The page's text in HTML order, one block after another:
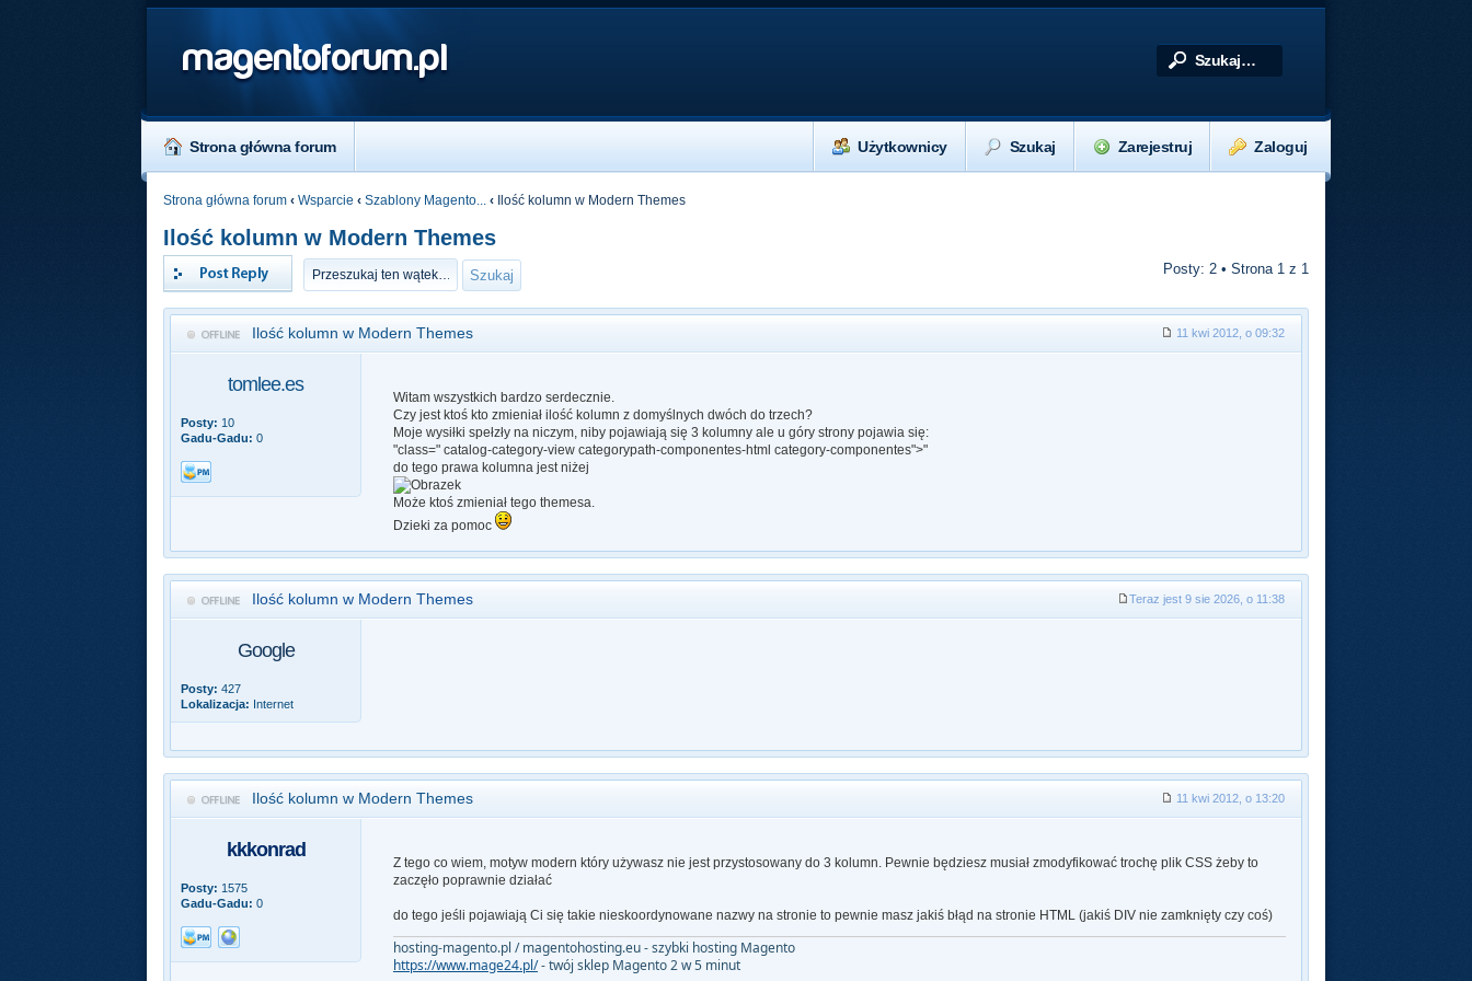
magentoforum.pl
Strona główna forum Zaloguj
Zarejestruj
Szukaj
Użytkownicy
Strona główna forum ‹ Wsparcie ‹ Szablony Magento... ‹ Ilość kolumn w Modern Themes
Ilość kolumn w Modern Themes
Odpowiedz Posty: 2 • Strona 1z 1
Ilość kolumn w Modern Themes 11 kwi 2012, o 09:32
tomlee.es
Posty: 10
Gadu-Gadu: 0
Witam wszystkich bardzo serdecznie.
Czy jest ktoś kto zmieniał ilość kolumn z domyślnych dwóch do trzech?
Moje wysiłki spełzły na niczym, niby pojawiają się 3 kolumny ale u góry strony pojawia się:
"class=" catalog-category-view categorypath-componentes-html category-componentes">"
do tego prawa kolumna jest niżej
Może ktoś zmieniał tego themesa.
Dzieki za pomoc
Ilość kolumn w Modern Themes Teraz jest 9 sie 2026, o 11:38
Google
Posty: 427
Lokalizacja: Internet
Ilość kolumn w Modern Themes 11 kwi 2012, o 13:20
kkkonrad
Posty: 1575
Gadu-Gadu: 0
Z tego co wiem, motyw modern który używasz nie jest przystosowany do 3 kolumn. Pewnie będziesz musiał zmodyfikować trochę plik CSS żeby to
zaczęło poprawnie działać
do tego jeśli pojawiają Ci się takie nieskoordynowane nazwy na stronie to pewnie masz jakiś błąd na stronie HTML (jakiś DIV nie zamknięty czy coś)
hosting-magento.pl / magentohosting.eu - szybki hosting Magento
https://www.mage24.pl/- twój sklep Magento 2 w 5 minut